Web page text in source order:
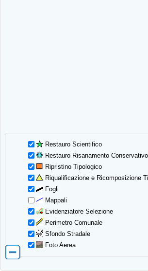
Restauro Scientifico
Restauro Risanamento Conservativo
Ripristino Tipologico
Riqualificazione e Ricomposizione
Fogli
Mappali
Evidenziatore Selezione
Perimetro Comunale
Sfondo Stradale
Foto Aerea